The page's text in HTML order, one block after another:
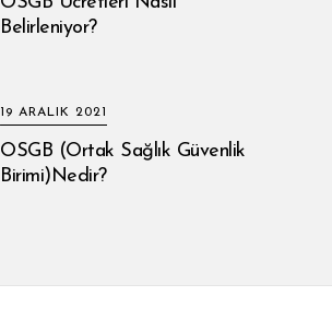
Belirleniyor?
19 ARALIK 2021
OSGB (Ortak Sağlık Güvenlik
Birimi)Nedir?